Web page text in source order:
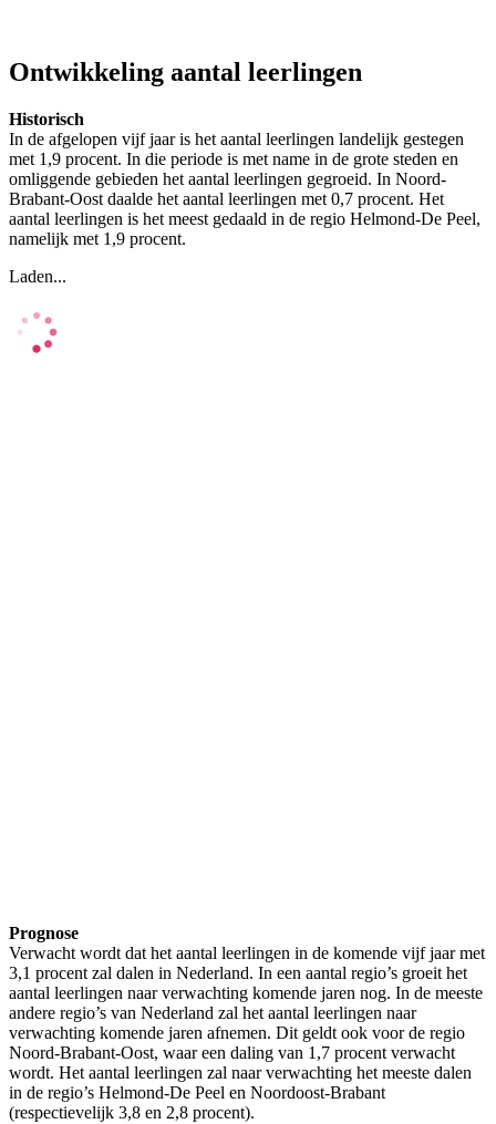
Ontwikkeling aantal leerlingen
Historisch
In de afgelopen vijf jaar is het aantal leerlingen landelijk gestegen
met 1,9 procent. In die periode is met name in de grote steden en
omliggende gebieden het aantal leerlingen gegroeid. In Noord-
Brabant-Oost daalde het aantal leerlingen met 0,7 procent. Het
aantal leerlingen is het meest gedaald in de regio Helmond-De Peel,
namelijk met 1,9 procent.
Laden...
Prognose
Verwacht wordt dat het aantal leerlingen in de komende vijf jaar met
3,1 procent zal dalen in Nederland. In een aantal regio’s groeit het
aantal leerlingen naar verwachting komende jaren nog. In de meeste
andere regio’s van Nederland zal het aantal leerlingen naar
verwachting komende jaren afnemen. Dit geldt ook voor de regio
Noord-Brabant-Oost, waar een daling van 1,7 procent verwacht
wordt. Het aantal leerlingen zal naar verwachting het meeste dalen
in de regio’s Helmond-De Peel en Noordoost-Brabant
(respectievelijk 3,8 en 2,8 procent).